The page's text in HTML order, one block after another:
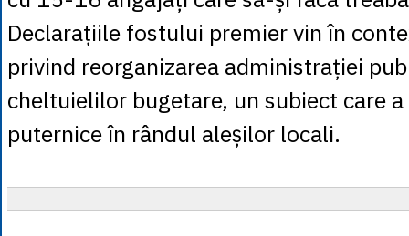
Declarațiile fostului premier vin în
privind reorganizarea administrației
cheltuielilor bugetare, un subiect care
puternice în rândul aleșilor locali.